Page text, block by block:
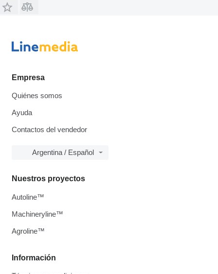
Empresa
Quiénes somos
Ayuda
Contactos del vendedor
Argentina / Español
Información
Nuestros proyectos
Autoline™
Machineryline™
Agroline™